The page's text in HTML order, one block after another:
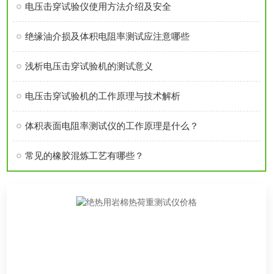
电压击穿试验仪使用方法介绍及安全
绝缘油介损及体积电阻率测试应注意哪些
浅析电压击穿试验机的测试意义
电压击穿试验机的工作原理与技术解析
体积表面电阻率测试仪的工作原理是什么？
常见的橡胶混炼工艺有哪些？